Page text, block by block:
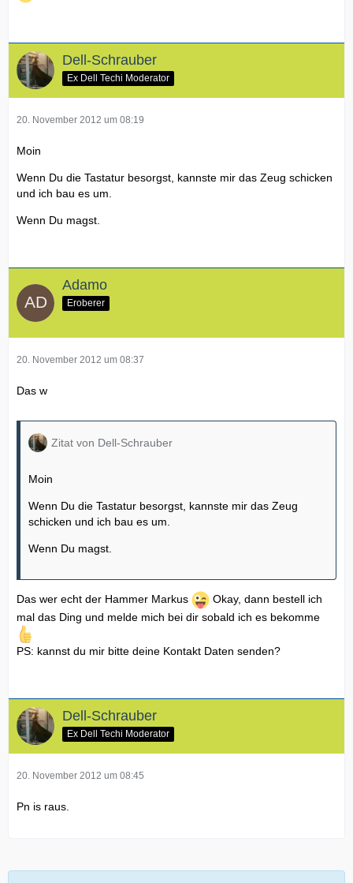
Dell-Schrauber
Ex Dell Techi Moderator
20. November 2012 um 08:19
Moin
Wenn Du die Tastatur besorgst, kannste mir das Zeug schicken
und ich bau es um.
Wenn Du magst.
Adamo
Eroberer
20. November 2012 um 08:37
Das w
Zitat von Dell-Schrauber
Moin
Wenn Du die Tastatur besorgst, kannste mir das Zeug
schicken und ich bau es um.
Wenn Du magst.
Das wer echt der Hammer Markus
Okay, dann bestell ich
mal das Ding und melde mich bei dir sobald ich es bekomme
PS: kannst du mir bitte deine Kontakt Daten senden?
Dell-Schrauber
Ex Dell Techi Moderator
20. November 2012 um 08:45
Pn is raus.